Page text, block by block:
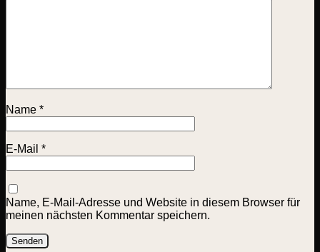
Name *
E-Mail *
Name, E-Mail-Adresse und Website in diesem Browser für
meinen nächsten Kommentar speichern.